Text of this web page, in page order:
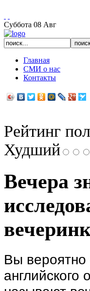
Суббота 08 Авг
Главная
СМИ о нас
Контакты
Рейтинг
Худший
Вечера
Вы
английского